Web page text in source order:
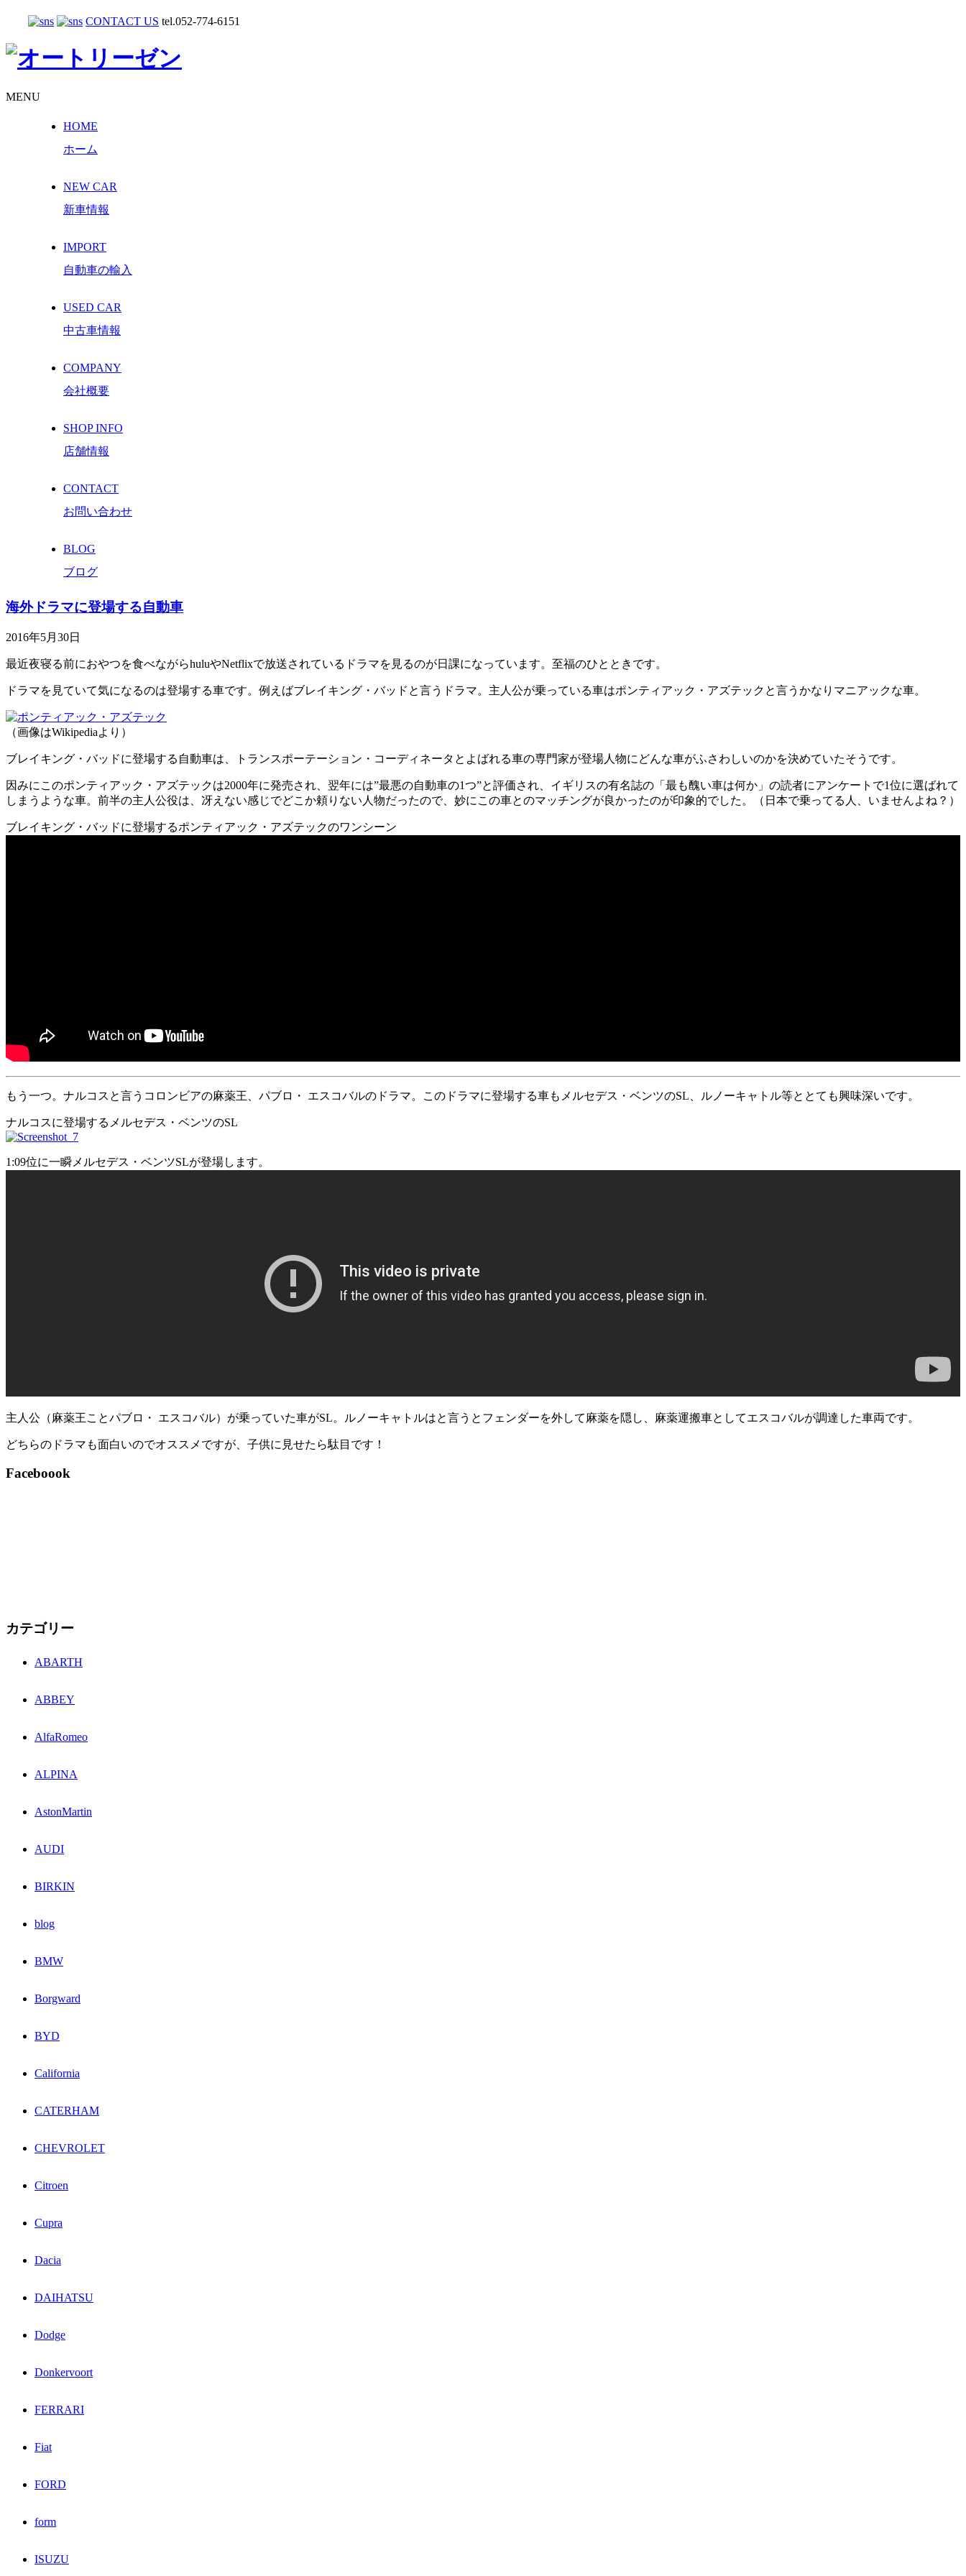
CONTACT US tel.052-774-6151
MENU
HOME
ホーム
NEW CAR
新車情報
IMPORT
自動車の輸入
USED CAR
中古車情報
COMPANY
会社概要
SHOP INFO
店舗情報
CONTACT
お問い合わせ
BLOG
ブログ
海外ドラマに登場する自動車
2016年5月30日
最近夜寝る前におやつを食べながらhuluやNetflixで放送されているドラマを見るのが日課になっています。至福のひとときです。
ドラマを見ていて気になるのは登場する車です。例えばブレイキング・バッドと言うドラマ。主人公が乗っている車はポンティアック・アズテックと言うかなりマニアックな車。
（画像はWikipediaより）
ブレイキング・バッドに登場する自動車は、トランスポーテーション・コーディネータとよばれる車の専門家が登場人物にどんな車がふさわしいのかを決めていたそうです。
因みにこのポンティアック・アズテックは2000年に発売され、翌年には”最悪の自動車の1つ”と評価され、イギリスの有名誌の「最も醜い車は何か」の読者にアンケートで1位に選ばれて
しまうような車。前半の主人公役は、冴えない感じでどこか頼りない人物だったので、妙にこの車とのマッチングが良かったのが印象的でした。（日本で乗ってる人、いませんよね？）
ブレイキング・バッドに登場するポンティアック・アズテックのワンシーン
もう一つ。ナルコスと言うコロンビアの麻薬王、パブロ・ エスコバルのドラマ。このドラマに登場する車もメルセデス・ベンツのSL、ルノーキャトル等ととても興味深いです。
ナルコスに登場するメルセデス・ベンツのSL
1:09位に一瞬メルセデス・ベンツSLが登場します。
主人公（麻薬王ことパブロ・ エスコバル）が乗っていた車がSL。ルノーキャトルはと言うとフェンダーを外して麻薬を隠し、麻薬運搬車としてエスコバルが調達した車両です。
どちらのドラマも面白いのでオススメですが、子供に見せたら駄目です！
Faceboook
カテゴリー
ABARTH
ABBEY
AlfaRomeo
ALPINA
AstonMartin
AUDI
BIRKIN
blog
BMW
Borgward
BYD
California
CATERHAM
CHEVROLET
Citroen
Cupra
Dacia
DAIHATSU
Dodge
Donkervoort
FERRARI
Fiat
FORD
form
ISUZU